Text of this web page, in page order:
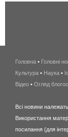
Головна • Головні
Культура • Наука •
Відео • Огляд
Всі новини
Використання
посилання (для